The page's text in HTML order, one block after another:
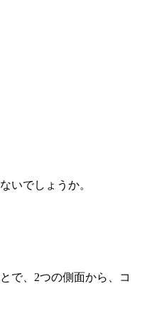
いでしょうか。
で、2つの側面から、コ